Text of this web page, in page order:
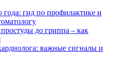
года: гид по профилактике и
до гриппа – как
важные сигналы и